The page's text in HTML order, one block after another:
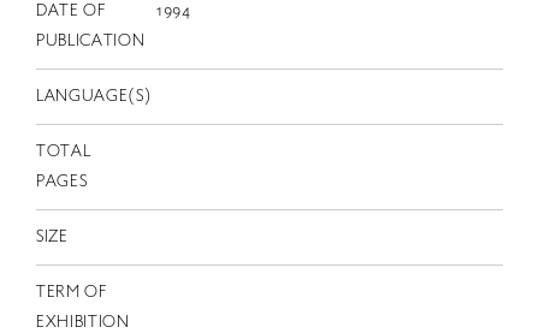
DATE OF
PUBLICATION
1994
LANGUAGE(S)
TOTAL
PAGES
SIZE
TERM OF
EXHIBITION